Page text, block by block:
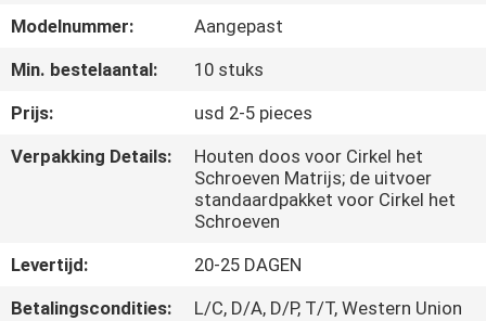
KWALITEITSCONTROLE
CONTACTEER
NIEUWS
Modelnummer:
Aangepast
Min. bestelaantal:
10 stuks
Prijs:
usd 2-5 pieces
Verpakking Details:
Houten doos voor Cirkel het
Schroeven Matrijs; de uitvoer
standaardpakket voor Cirkel het
Schroeven
Levertijd:
20-25 DAGEN
Betalingscondities:
L/C, D/A, D/P, T/T, Western Union